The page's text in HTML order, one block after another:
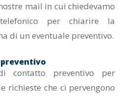
mail in cui chiedevamo
per chiarire la
di un eventuale preventivo.
contatto preventivo per
richieste che ci pervengono